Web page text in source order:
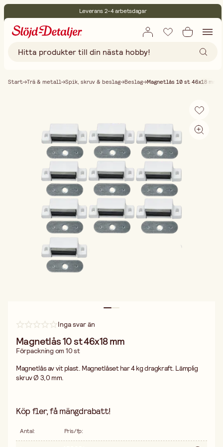
Leverans 2-4 arbetsdagar
Fri frakt vid köp över 499:-
Start Trä & metall Spik, skruv & beslag Beslag Magnetlås 10 st 46x18 mm
Inga svar än
Magnetlås 10 st 46x18 mm
Förpackning om 10 st
Magnetlås av vit plast. Magnetlåset har 4 kg dragkraft. Lämplig
skruv Ø 3,0 mm.
Köp fler, få mängdrabatt!
Antal: Pris/fp: